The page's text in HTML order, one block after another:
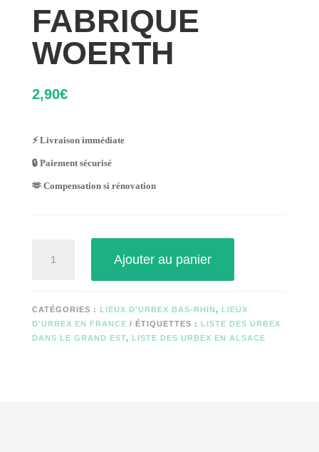
FABRIQUE
WOERTH
2,90€
⚡ Livraison immédiate
🔒 Paiement sécurisé
🫶 Compensation si rénovation
Ajouter au panier
CATÉGORIES : LIEUX D'URBEX BAS-RHIN, LIEUX
D'URBEX EN FRANCE
ÉTIQUETTES : LISTE DES URBEX
DANS LE GRAND EST, LISTE DES URBEX EN ALSACE